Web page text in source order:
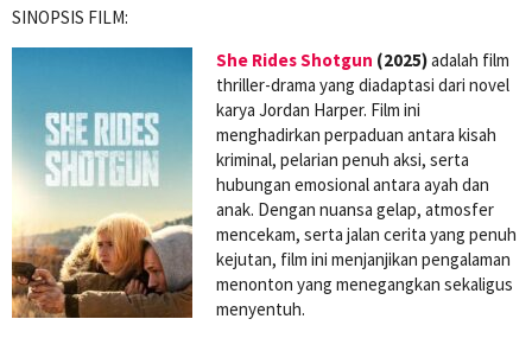
SINOPSIS FILM:
She Rides Shotgun (2025)adalah film
thriller-drama yang diadaptasi dari novel
karya Jordan Harper. Film ini
menghadirkan perpaduan antara kisah
kriminal, pelarian penuh aksi, serta
hubungan emosional antara ayah dan
anak. Dengan nuansa gelap, atmosfer
mencekam, serta jalan cerita yang penuh
kejutan, film ini menjanjikan pengalaman
menonton yang menegangkan sekaligus
menyentuh.